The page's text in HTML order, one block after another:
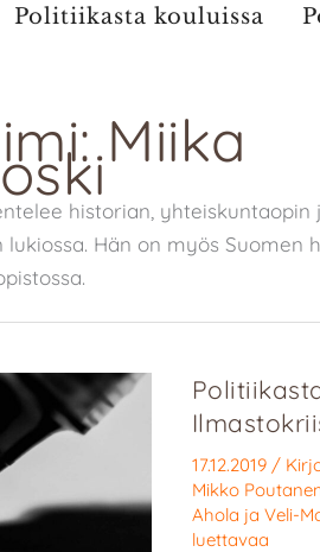
Politiikasta kouluissa
Miika
historian,
Hän on myös Suomen
17.12.2019 /
Mikko
Ahola ja Veli-
luettavaa